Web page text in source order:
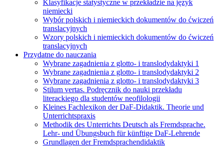
Klasyfikacje statystyczne w przekładzie na język
niemiecki
Wybór polskich i niemieckich dokumentów do ćwiczeń
translacyjnych
Wzory polskich i niemieckich dokumentów do ćwiczeń
translacyjnych
Przydatne do nauczania
Wybrane zagadnienia z glotto- i translodydaktyki 1
Wybrane zagadnienia z glotto- i translodydaktyki 2
Wybrane zagadnienia z glotto- i translodydaktyki 3
Stilum vertas. Podręcznik do nauki przekładu
literackiego dla studentów neofilologii
Kleines Fachlexikon der DaF-Didaktik. Theorie und
Unterrichtspraxis
Methodik des Unterrichts Deutsch als Fremdsprache.
Lehr- und Übungsbuch für künftige DaF-Lehrende
Grundlagen der Fremdsprachendidaktik